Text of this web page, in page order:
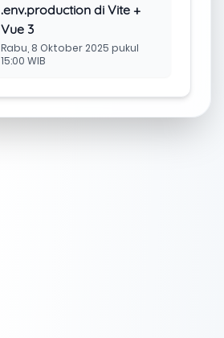
.env.production di Vite +
Vue 3
Rabu, 8 Oktober 2025 pukul
15:00 WIB